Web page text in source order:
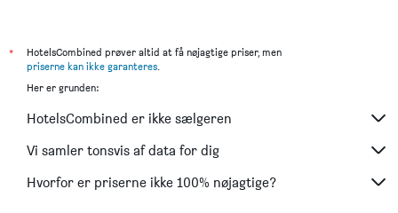
*
HotelsCombined prøver altid at få nøjagtige priser, men
priserne kan ikke garanteres.
Her er grunden:
HotelsCombined er ikke sælgeren
Vi samler tonsvis af data for dig
Hvorfor er priserne ikke 100% nøjagtige?